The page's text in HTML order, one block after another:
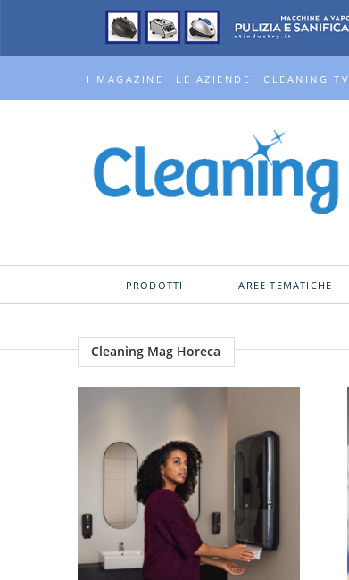
I MAGAZINE LE AZIENDE CLEANING TV
PRODOTTI AREE TEMATICHE
Cleaning Mag Horeca